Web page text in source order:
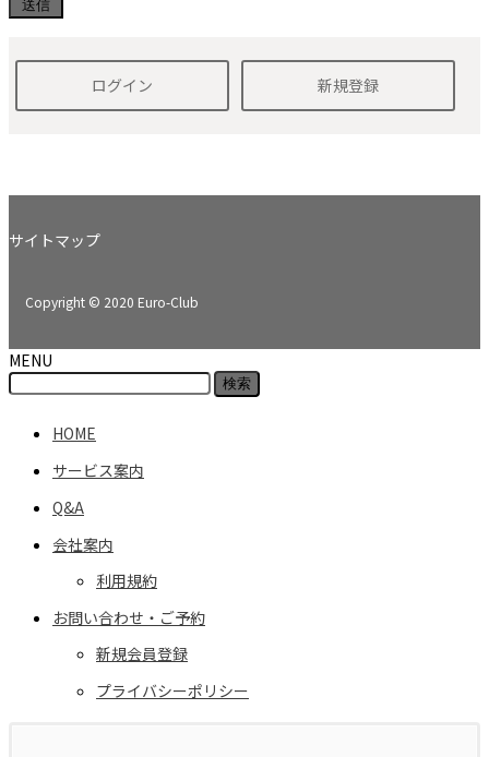
ログイン 新規登録
サイトマップ
Copyright © 2020 Euro-Club
MENU
HOME
サービス案内
Q&A
会社案内
利用規約
お問い合わせ・ご予約
新規会員登録
プライバシーポリシー